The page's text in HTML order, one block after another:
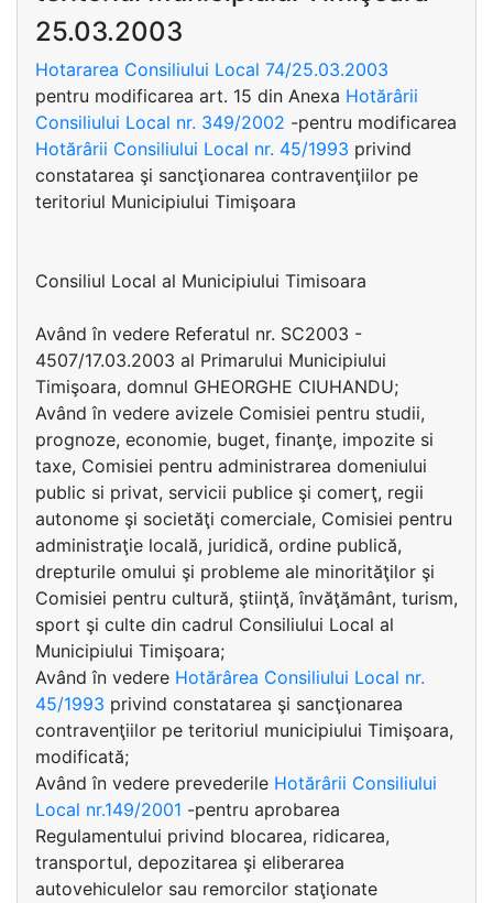
25.03.2003
Hotararea Consiliului Local 74/25.03.2003
pentru modificarea art. 15 din Anexa Hotărârii
Consiliului Local nr. 349/2002 -pentru modificarea
Hotărârii Consiliului Local nr. 45/1993 privind
constatarea şi sancţionarea contravenţiilor pe
teritoriul Municipiului Timişoara
Consiliul Local al Municipiului Timisoara
Având în vedere Referatul nr. SC2003 -
4507/17.03.2003 al Primarului Municipiului
Timişoara, domnul GHEORGHE CIUHANDU;
Având în vedere avizele Comisiei pentru studii,
prognoze, economie, buget, finanţe, impozite si
taxe, Comisiei pentru administrarea domeniului
public si privat, servicii publice şi comerţ, regii
autonome şi societăţi comerciale, Comisiei pentru
administraţie locală, juridică, ordine publică,
drepturile omului şi probleme ale minorităţilor şi
Comisiei pentru cultură, ştiinţă, învăţământ, turism,
sport şi culte din cadrul Consiliului Local al
Municipiului Timişoara;
Având în vedere Hotărârea Consiliului Local nr.
45/1993 privind constatarea şi sancţionarea
contravenţiilor pe teritoriul municipiului Timişoara,
modificată;
Având în vedere prevederile Hotărârii Consiliului
Local nr.149/2001 -pentru aprobarea
Regulamentului privind blocarea, ridicarea,
transportul, depozitarea şi eliberarea
autovehiculelor sau remorcilor staţionate